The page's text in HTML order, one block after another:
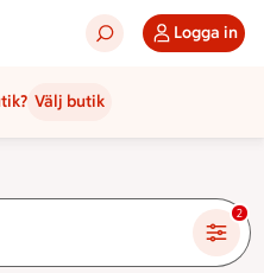
Logga in
Välj butik
2